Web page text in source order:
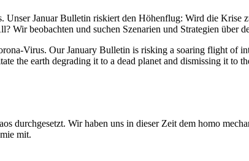
Januar Bulletin riskiert den Höhenflug: Wird die Krise
Wir beobachten und suchen Szenarien und Strategien über
Virus. Our January Bulletin is risking a soaring flight of
the earth degrading it to a dead planet and dismissing it to
durchgesetzt. Wir haben uns in dieser Zeit dem homo
mit.